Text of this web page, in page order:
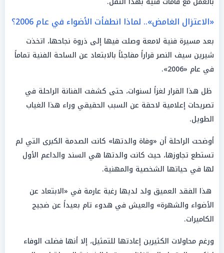
«الاعتزال الغامض».. لماذا انطفأت الأضواء في عام 2006؟
بعد مسيرة فنية لامعة وصلت فيها إلى ذروة نجاحها، اتخذت
شيرين سيف النصر قراراً مفاجئاً بالابتعاد عن الساحة الفنية تماماً
في عام «2006».
ظل هذا القرار لغزاً لسنوات، حتى كشفت الفنانة الراحلة في
تصريحات إعلامية لاحقة عن السبب الحقيقي وراء هذا الغياب
الطويل.
أوضحت الراحلة أن «وفاة والدتها» كانت الصدمة الكبرى التي لم
تستطع تجاوزها، حيث كانت والدتها هي السند والداعم الأول
لها في حياتها الشخصية والمهنية.
هذا الفقد العميق ولد لديها رغبة عارمة في «الابتعاد عن
الأضواء والشهرة» والعيش في هدوء تام بعيداً عن ضجيج
الكاميرات.
ورغم محاولات الكثيرين إعادتها للتمثيل، إلا أنها فضلت الوفاء